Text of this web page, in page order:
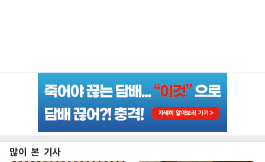
많이 본 기사